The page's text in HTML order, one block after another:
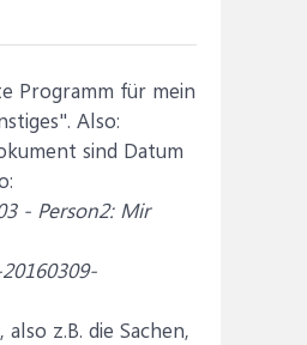
Programm für mein
Also:
sind Datum
- Person2: Mir
z.B. die Sachen,